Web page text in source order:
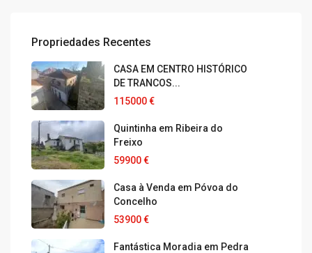
Propriedades Recentes
CASA EM CENTRO HISTÓRICO
DE TRANCOS...
115000 €
Quintinha em Ribeira do
Freixo
59900 €
Casa à Venda em Póvoa do
Concelho
53900 €
Fantástica Moradia em Pedra